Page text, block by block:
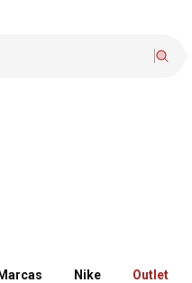
Marcas Nike Outlet